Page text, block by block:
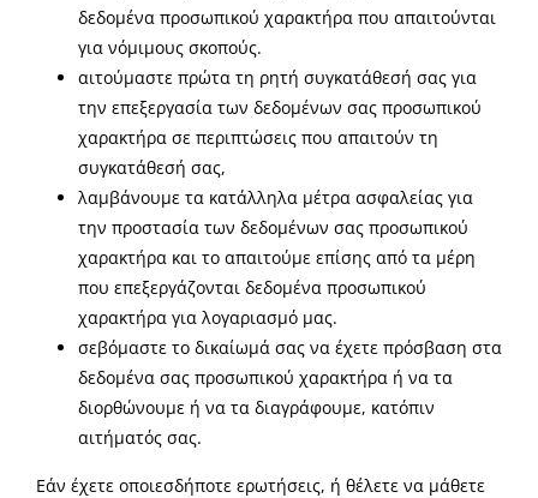
δεδομένα προσωπικού χαρακτήρα που απαιτούνται
για νόμιμους σκοπούς.
αιτούμαστε πρώτα τη ρητή συγκατάθεσή σας για
την επεξεργασία των δεδομένων σας προσωπικού
χαρακτήρα σε περιπτώσεις που απαιτούν τη
συγκατάθεσή σας,
λαμβάνουμε τα κατάλληλα μέτρα ασφαλείας για
την προστασία των δεδομένων σας προσωπικού
χαρακτήρα και το απαιτούμε επίσης από τα μέρη
που επεξεργάζονται δεδομένα προσωπικού
χαρακτήρα για λογαριασμό μας.
σεβόμαστε το δικαίωμά σας να έχετε πρόσβαση στα
δεδομένα σας προσωπικού χαρακτήρα ή να τα
διορθώνουμε ή να τα διαγράφουμε, κατόπιν
αιτήματός σας.
Εάν έχετε οποιεσδήποτε ερωτήσεις, ή θέλετε να μάθετε